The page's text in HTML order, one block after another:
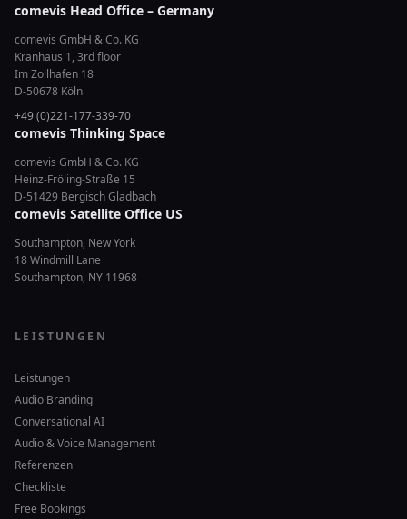
comevis Head Office – Germany
comevis GmbH & Co. KG
Kranhaus 1, 3rd floor
Im Zollhafen 18
D-50678 Köln
+49 (0)221-177-339-70
comevis Thinking Space
comevis GmbH & Co. KG
Heinz-Fröling-Straße 15
D-51429 Bergisch Gladbach
comevis Satellite Office US
Southampton, New York
18 Windmill Lane
Southampton, NY 11968
LEISTUNGEN
Leistungen
Audio Branding
Conversational AI
Audio & Voice Management
Referenzen
Checkliste
Free Bookings